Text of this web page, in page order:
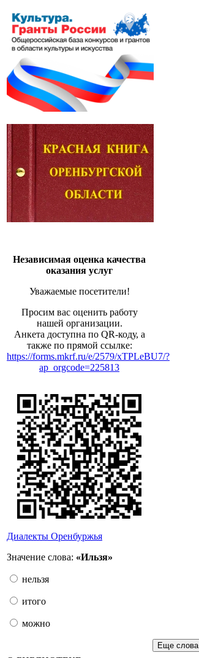
Независимая оценка качества
оказания услуг
Уважаемые посетители!
Просим вас оценить работу
нашей организации.
Анкета доступна по QR-коду, а
также по прямой ссылке:
https://forms.mkrf.ru/e/2579/xTPLeBU7/?
ap_orgcode=225813
Диалекты Оренбуржья
Значение слова: «Ильзя»
нельзя
итого
можно
Еще слова